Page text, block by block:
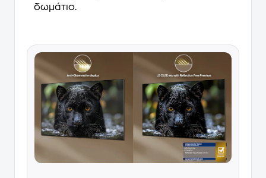
δωμάτιο.